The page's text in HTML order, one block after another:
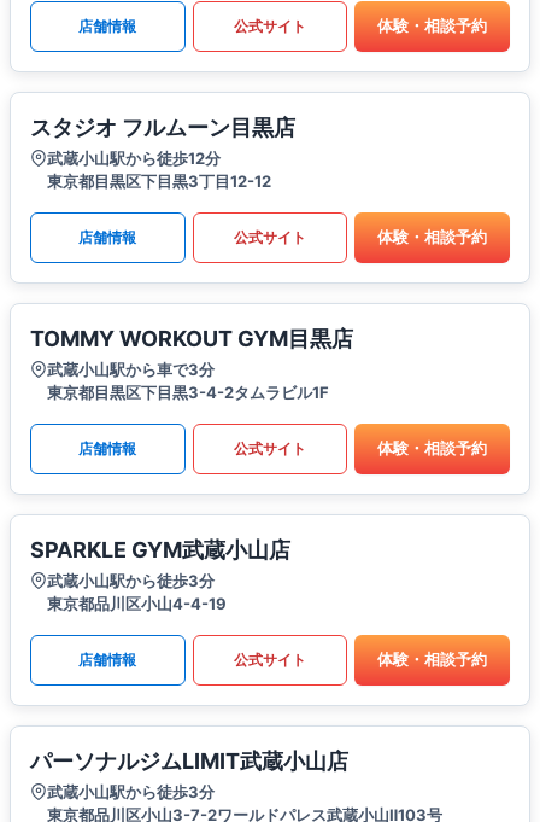
店舗情報 公式サイト 体験・相談予約
スタジオ フルムーン目黒店
武蔵小山駅から徒歩12分
東京都目黒区下目黒3丁目12-12
店舗情報 公式サイト 体験・相談予約
TOMMY WORKOUT GYM目黒店
武蔵小山駅から車で3分
東京都目黒区下目黒3-4-2タムラビル1F
店舗情報 公式サイト 体験・相談予約
SPARKLE GYM武蔵小山店
武蔵小山駅から徒歩3分
東京都品川区小山4-4-19
店舗情報 公式サイト 体験・相談予約
パーソナルジムLIMIT武蔵小山店
武蔵小山駅から徒歩3分
東京都品川区小山3-7-2ワールドパレス武蔵小山Ⅱ103号